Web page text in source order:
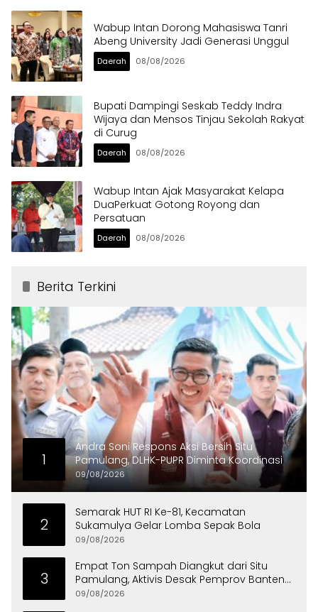
Wabup Intan Dorong Mahasiswa Tanri
Abeng University Jadi Generasi Unggul
Daerah 08/08/2026
Bupati Dampingi Seskab Teddy Indra
Wijaya dan Mensos Tinjau Sekolah Rakyat
di Curug
Daerah 08/08/2026
Wabup Intan Ajak Masyarakat Kelapa
DuaPerkuat Gotong Royong dan
Persatuan
Daerah 08/08/2026
Berita Terkini
1
Andra Soni Respons Aksi Bersih Situ
Pamulang, DLHK-PUPR Diminta Koordinasi
09/08/2026
2
Semarak HUT RI Ke-81, Kecamatan
Sukamulya Gelar Lomba Sepak Bola
09/08/2026
3
Empat Ton Sampah Diangkut dari Situ
Pamulang, Aktivis Desak Pemprov Banten
Peduli Lingkungan
09/08/2026